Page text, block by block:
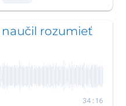
rozumieť
34:16